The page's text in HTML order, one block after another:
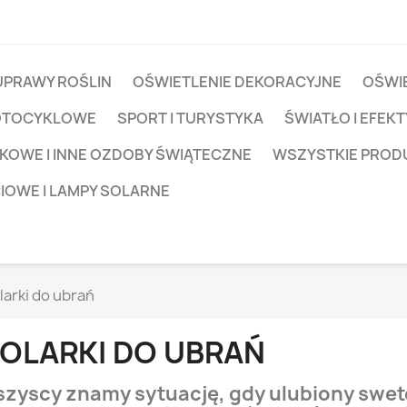
ROŚLIN OŚWIETLENIE DEKORACYJNE
SPORT I TURYSTYKA
ŚWIATŁO I
I INNE OZDOBY ŚWIĄTECZNE
WSZYSTKIE
I LAMPY SOLARNE
do ubrań
DO UBRAŃ
znamy sytuację, gdy ulubiony